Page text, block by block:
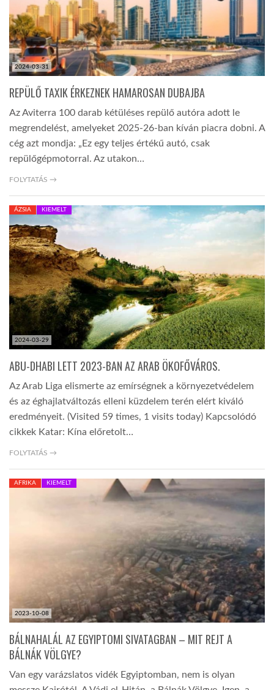
2024-03-31
REPÜLŐ TAXIK ÉRKEZNEK HAMAROSAN DUBAJBA
Az Aviterra 100 darab kétüléses repülő autóra adott le
megrendelést, amelyeket 2025-26-ban kíván piacra dobni. A
cég azt mondja: „Ez egy teljes értékű autó, csak
repülőgépmotorral. Az utakon…
FOLYTATÁS →
2024-03-29
ÁZSIA KIEMELT
ABU-DHABI LETT 2023-BAN AZ ARAB ÖKOFŐVÁROS.
Az Arab Liga elismerte az emírségnek a környezetvédelem
és az éghajlatváltozás elleni küzdelem terén elért kiváló
eredményeit. (Visited 59 times, 1 visits today) Kapcsolódó
cikkek Katar: Kína előretolt…
FOLYTATÁS →
2023-10-08
AFRIKA KIEMELT
BÁLNAHALÁL AZ EGYIPTOMI SIVATAGBAN – MIT REJT A
BÁLNÁK VÖLGYE?
Van egy varázslatos vidék Egyiptomban, nem is olyan